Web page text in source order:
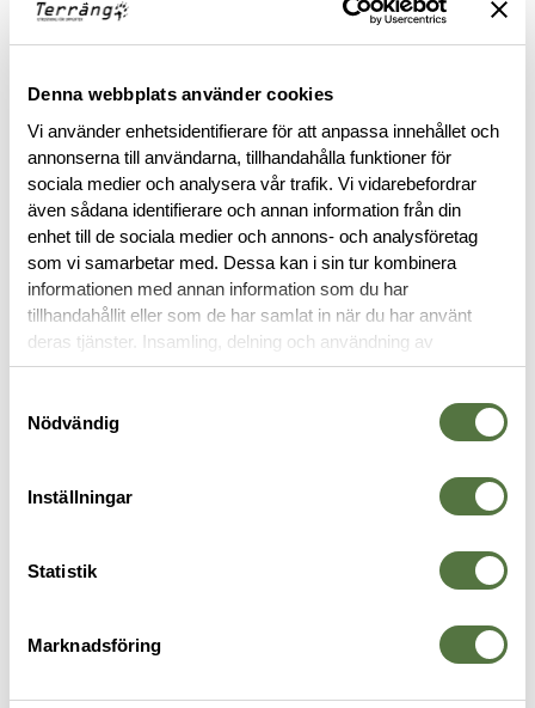
Denna webbplats använder cookies
Vi använder enhetsidentifierare för att anpassa innehållet och
annonserna till användarna, tillhandahålla funktioner för
sociala medier och analysera vår trafik. Vi vidarebefordrar
även sådana identifierare och annan information från din
enhet till de sociala medier och annons- och analysföretag
som vi samarbetar med. Dessa kan i sin tur kombinera
informationen med annan information som du har
tillhandahållit eller som de har samlat in när du har använt
deras tjänster. Insamling, delning och användning av
personuppgifter kan användas för personalisering av
Nödvändig
Inställningar
Statistik
Marknadsföring
BESKRIVNING
RECENSIONER
OM VARUMÄRKET
MAGASINFICKOR